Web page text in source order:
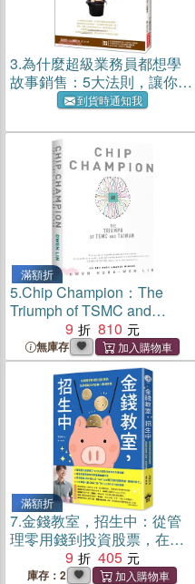
3.為什麼超級業務員都想學
故事銷售：5大法則，讓你的
商品99％都賣掉（長銷慶賀
到貨時通知我
滿額折
5.Chip Champion：The
Triumph of TSMC and
9 810
無庫存
滿額折
7.金錢教室，招生中：從管
理零用錢到投資股票，在家
開始孩子的第一堂經濟課
9 405
庫存：2